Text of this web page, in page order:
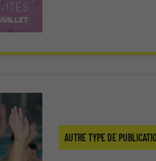
AUTRE TYPE DE